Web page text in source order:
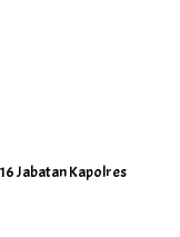
Jabatan Kapolres